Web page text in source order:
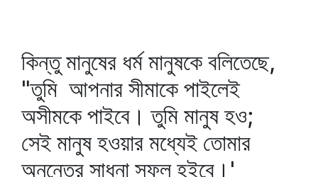
কিন্তু মানুষের ধর্ম মানুষকে বলিতেছে,
"তুমি আপনার সীমাকে পাইলেই
অসীমকে পাইবে। তুমি মানুষ হও;
সেই মানুষ হওয়ার মধ্যেই তোমার
অনন্তের সাধনা সফল হইবে।'